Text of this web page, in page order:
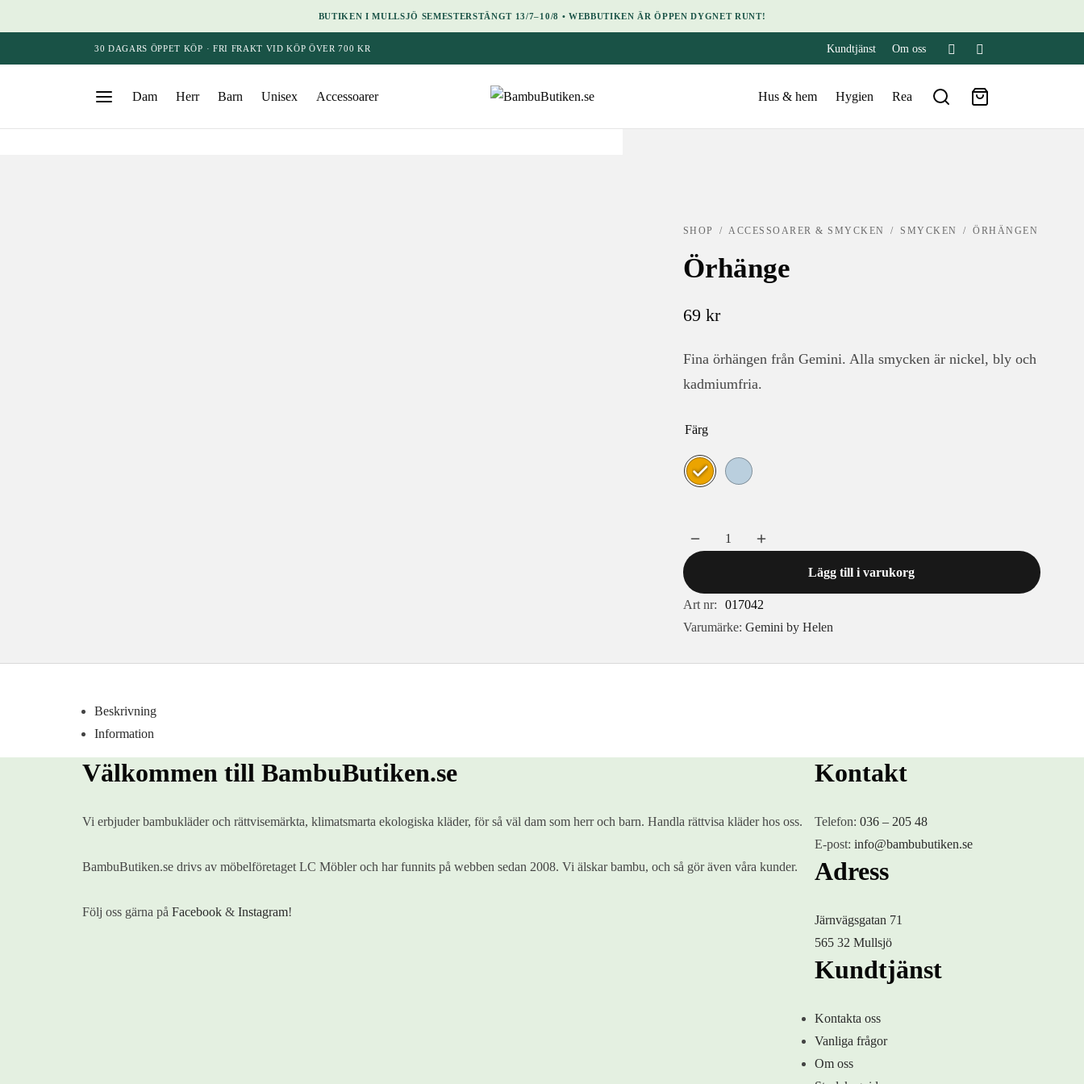
BUTIKEN I MULLSJÖ SEMESTERSTÄNGT 13/7–10/8 • WEBBUTIKEN ÄR ÖPPEN DYGNET RUNT!
30 DAGARS ÖPPET KÖP · FRI FRAKT VID KÖP ÖVER 700 KR Kundtjänst Om oss
Dam Herr Barn Unisex Accessoarer Hus & hem Hygien Rea
SHOP / ACCESSOARER & SMYCKEN / SMYCKEN / ÖRHÄNGEN
Örhänge
69 kr
Fina örhängen från Gemini. Alla smycken är nickel, bly och
kadmiumfria.
Färg
Lägg till i varukorg
Art nr:
017042
Varumärke: Gemini by Helen
Beskrivning
Information
Välkommen till BambuButiken.se
Vi erbjuder bambukläder och rättvisemärkta, klimatsmarta ekologiska kläder, för så väl dam som herr och barn. Handla rättvisa kläder hos oss.
BambuButiken.se drivs av möbelföretaget LC Möbler och har funnits på webben sedan 2008. Vi älskar bambu, och så gör även våra kunder.
Följ oss gärna på Facebook & Instagram!
Kontakt
Telefon: 036 – 205 48
E-post: info@bambubutiken.se
Adress
Järnvägsgatan 71
565 32 Mullsjö
Kundtjänst
Kontakta oss
Vanliga frågor
Om oss